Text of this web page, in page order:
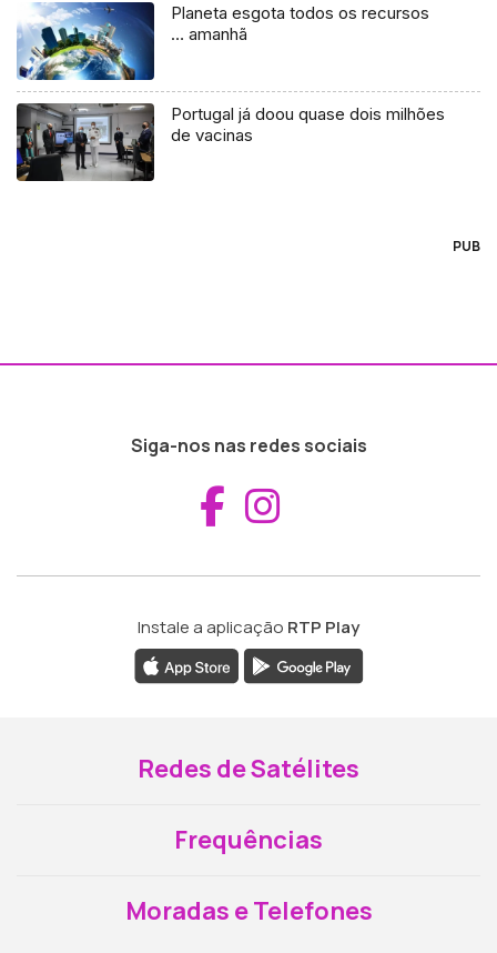
Planeta esgota todos os recursos
… amanhã
Portugal já doou quase dois milhões
de vacinas
PUB
Siga-nos nas redes sociais
Aceder ao
Instale a aplicação RTP Play
Redes de Satélites
Frequências
Moradas e Telefones